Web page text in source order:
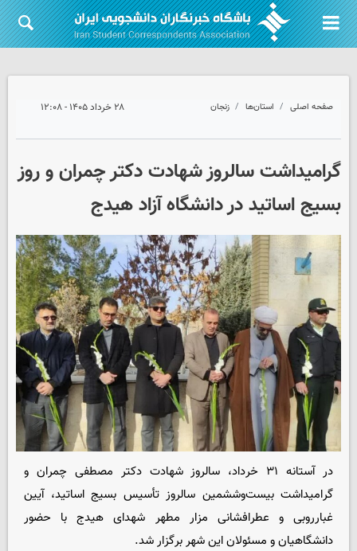
صفحه اصلی استان‌ها زنجان ۲۸ خرداد ۱۴۰۵ - ۱۲:۰۸
گرامیداشت سالروز شهادت دکتر چمران و روز
بسیج اساتید در دانشگاه آزاد هیدج
در آستانه ۳۱ خرداد، سالروز شهادت دکتر مصطفی چمران و
گرامیداشت بیست‌وششمین سالروز تأسیس بسیج اساتید، آیین
غبارروبی و عطرافشانی مزار مطهر شهدای هیدج با حضور
دانشگاهیان و مسئولان این شهر برگزار شد.